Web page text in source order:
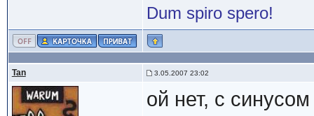
Dum spiro spero!
Tan 3.05.2007 23:02
ой нет, с